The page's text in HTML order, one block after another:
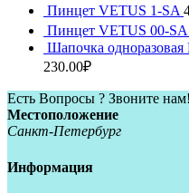
Пинцет VETUS 1-SA
Пинцет VETUS 00-SA
Шапочка одноразовая
230.00₽
Есть Вопросы ? Звоните нам!
Местоположение
Санкт-Петербург
Информация